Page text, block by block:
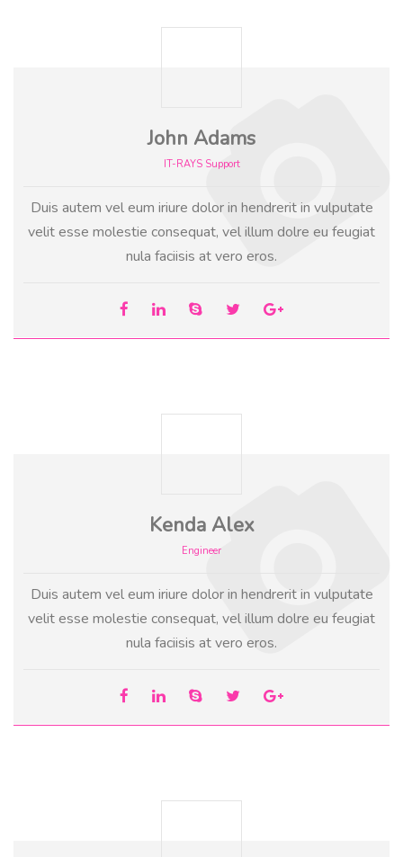
John Adams
IT-RAYS Support
Duis autem vel eum iriure dolor in hendrerit in vulputate
velit esse molestie consequat, vel illum dolre eu feugiat
nula faciisis at vero eros.
Kenda Alex
Engineer
Duis autem vel eum iriure dolor in hendrerit in vulputate
velit esse molestie consequat, vel illum dolre eu feugiat
nula faciisis at vero eros.